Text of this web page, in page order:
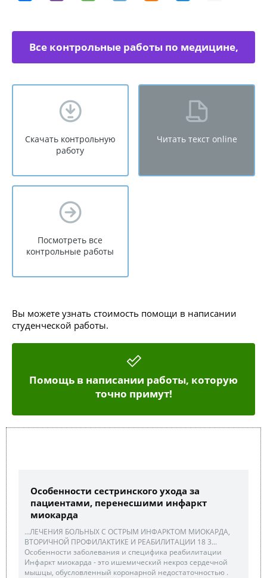
Все контрольные работы по медицине,
Скачать контрольную
работу
Читать текст online
Посмотреть все
контрольные работы
Вы можете узнать стоимость помощи в написании
студенческой работы.
Помощь в написании работы, которую
точно примут!
Особенности сестринского ухода за
пациентами, перенесшими инфаркт
миокарда
...ЛЕЧЕНИЯ БОЛЬНЫХ С ОСТРЫМ ИНФАРКТОМ МИОКАРДА,
ВТОРИЧНОЙ ПРОФИЛАКТИКЕ И РЕАБИЛИТАЦИИ 18 3...
Особенности заболевания и специфика реабилитации
Инфаркт миокарда - это ишемический некроз сердечной
мышцы, обусловленный коронарной недостаточностью .